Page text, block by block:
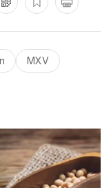
MXV